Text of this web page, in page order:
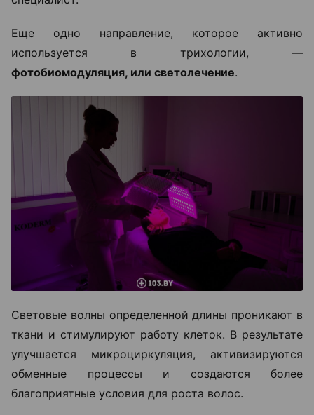
Еще одно направление, которое активно
используется в трихологии, —
фотобиомодуляция, или светолечение.
Световые волны определенной длины проникают в
ткани и стимулируют работу клеток. В результате
улучшается микроциркуляция, активизируются
обменные процессы и создаются более
благоприятные условия для роста волос.